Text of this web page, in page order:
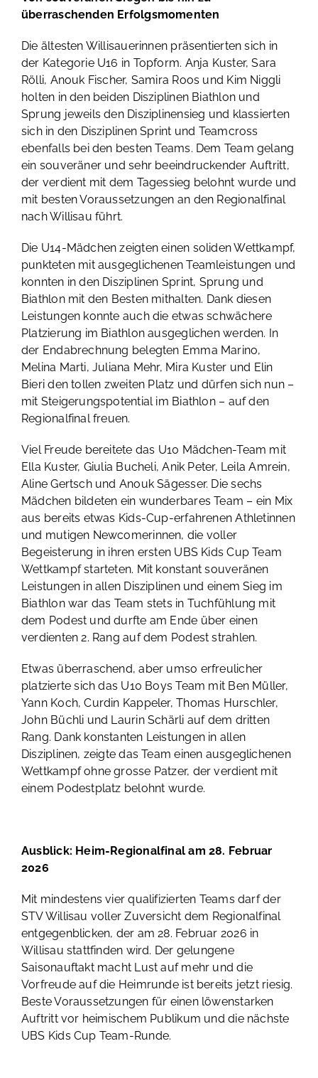
überraschenden Erfolgsmomenten
Die ältesten Willisauerinnen präsentierten sich in
der Kategorie U16 in Topform. Anja Kuster, Sara
Rölli, Anouk Fischer, Samira Roos und Kim Niggli
holten in den beiden Disziplinen Biathlon und
Sprung jeweils den Disziplinensieg und klassierten
sich in den Disziplinen Sprint und Teamcross
ebenfalls bei den besten Teams. Dem Team gelang
ein souveräner und sehr beeindruckender Auftritt,
der verdient mit dem Tagessieg belohnt wurde und
mit besten Voraussetzungen an den Regionalfinal
nach Willisau führt.
Die U14-Mädchen zeigten einen soliden Wettkampf,
punkteten mit ausgeglichenen Teamleistungen und
konnten in den Disziplinen Sprint, Sprung und
Biathlon mit den Besten mithalten. Dank diesen
Leistungen konnte auch die etwas schwächere
Platzierung im Biathlon ausgeglichen werden. In
der Endabrechnung belegten Emma Marino,
Melina Marti, Juliana Mehr, Mira Kuster und Elin
Bieri den tollen zweiten Platz und dürfen sich nun –
mit Steigerungspotential im Biathlon – auf den
Regionalfinal freuen.
Viel Freude bereitete das U10 Mädchen-Team mit
Ella Kuster, Giulia Bucheli, Anik Peter, Leila Amrein,
Aline Gertsch und Anouk Sägesser. Die sechs
Mädchen bildeten ein wunderbares Team – ein Mix
aus bereits etwas Kids-Cup-erfahrenen Athletinnen
und mutigen Newcomerinnen, die voller
Begeisterung in ihren ersten UBS Kids Cup Team
Wettkampf starteten. Mit konstant souveränen
Leistungen in allen Disziplinen und einem Sieg im
Biathlon war das Team stets in Tuchfühlung mit
dem Podest und durfte am Ende über einen
verdienten 2. Rang auf dem Podest strahlen.
Etwas überraschend, aber umso erfreulicher
platzierte sich das U10 Boys Team mit Ben Müller,
Yann Koch, Curdin Kappeler, Thomas Hurschler,
John Büchli und Laurin Schärli auf dem dritten
Rang. Dank konstanten Leistungen in allen
Disziplinen, zeigte das Team einen ausgeglichenen
Wettkampf ohne grosse Patzer, der verdient mit
einem Podestplatz belohnt wurde.
Ausblick: Heim-Regionalfinal am 28. Februar
2026
Mit mindestens vier qualifizierten Teams darf der
STV Willisau voller Zuversicht dem Regionalfinal
entgegenblicken, der am 28. Februar 2026 in
Willisau stattfinden wird. Der gelungene
Saisonauftakt macht Lust auf mehr und die
Vorfreude auf die Heimrunde ist bereits jetzt riesig.
Beste Voraussetzungen für einen löwenstarken
Auftritt vor heimischem Publikum und die nächste
UBS Kids Cup Team-Runde.